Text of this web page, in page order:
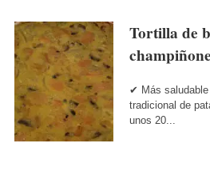
Tortilla de
✔ Más
tradicional de
unos 20...